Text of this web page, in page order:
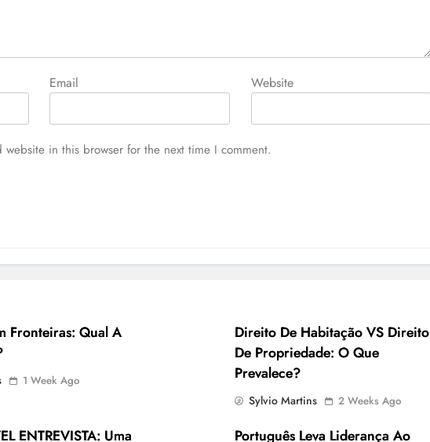
Email Website
website in this browser for the next time I comment.
Fronteiras: Qual A
1 Week Ago
Direito De Habitação VS Direito
De Propriedade: O Que
Prevalece?
Sylvio Martins 2 Weeks Ago
ENTREVISTA: Uma Português Leva Liderança Ao